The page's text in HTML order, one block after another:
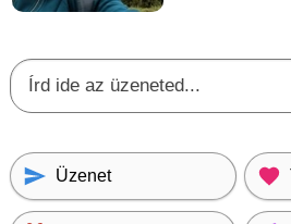
Üzenet